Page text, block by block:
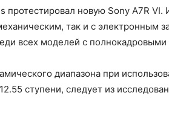
протестировал новую Sony A7R VI.
так и с электронным
всех моделей с
диапазона при
ступени, следует из